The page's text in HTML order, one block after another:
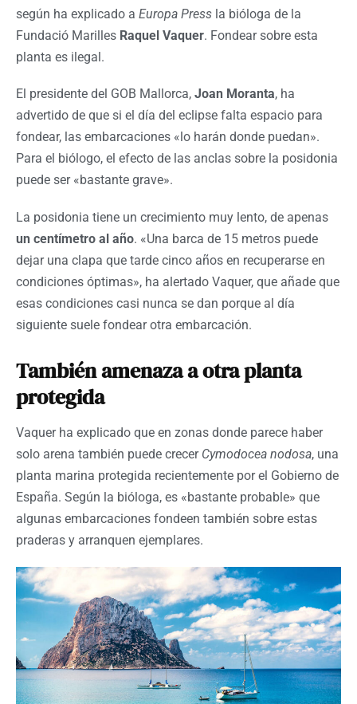
según ha explicado a Europa Press la bióloga de la
Fundació Marilles Raquel Vaquer. Fondear sobre esta
planta es ilegal.
El presidente del GOB Mallorca, Joan Moranta, ha
advertido de que si el día del eclipse falta espacio para
fondear, las embarcaciones «lo harán donde puedan».
Para el biólogo, el efecto de las anclas sobre la posidonia
puede ser «bastante grave».
La posidonia tiene un crecimiento muy lento, de apenas
un centímetro al año. «Una barca de 15 metros puede
dejar una clapa que tarde cinco años en recuperarse en
condiciones óptimas», ha alertado Vaquer, que añade que
esas condiciones casi nunca se dan porque al día
siguiente suele fondear otra embarcación.
También amenaza a otra planta
protegida
Vaquer ha explicado que en zonas donde parece haber
solo arena también puede crecer Cymodocea nodosa, una
planta marina protegida recientemente por el Gobierno de
España. Según la bióloga, es «bastante probable» que
algunas embarcaciones fondeen también sobre estas
praderas y arranquen ejemplares.